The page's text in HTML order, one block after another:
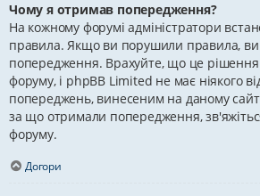
Чому я отримав попередження?
На кожному форумі адміністратори
правила. Якщо ви порушили правила,
попередження. Врахуйте, що це рішення
форуму, і phpBB Limited не має ніякого
попереджень, винесеним на даному
за що отримали попередження,
форуму.
Догори